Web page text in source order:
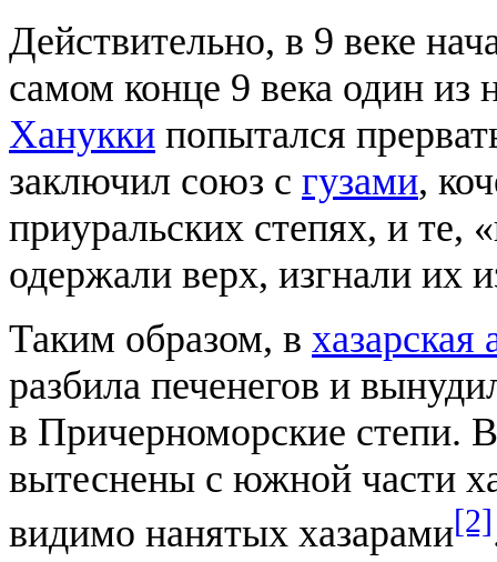
Действительно, в 9 веке
самом конце 9 века один из
Ханукки попытался
заключил союз с гузами,
приуральских степях, и те,
одержали верх, изгнали их
Таким образом, в хазарская
разбила печенегов и
в Причерноморские степи.
вытеснены с южной части
видимо нанятых хазарами[2]